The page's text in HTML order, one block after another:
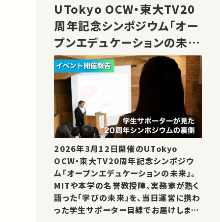
UTokyo OCW・東大TV20
周年記念シンポジウム「オー
プンエデュケーションの未
来」の様子をご紹介！
2026年3月12日開催のUTokyo
OCW・東大TV20周年記念シンポジウ
ム「オープンエデュケーションの未来」。
MITや本学の名誉教授陣、実務家が熱く
語った「学びの未来」を、当日運営に携わ
った学生サポーター目線でお届けしま